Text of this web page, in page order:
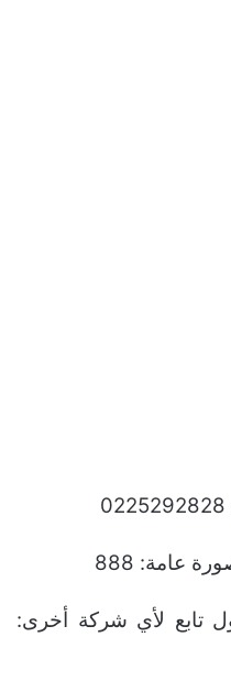
عامة: 888
تابع لأي شركة أخرى: